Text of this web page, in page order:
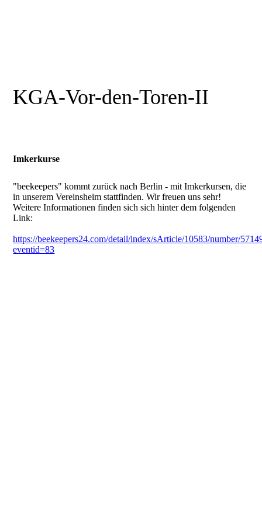
KGA-Vor-den-Toren-II
Imkerkurse
"beekeepers" kommt zurück nach Berlin - mit Imkerkursen, die
in unserem Vereinsheim stattfinden. Wir freuen uns sehr!
Weitere Informationen finden sich sich hinter dem folgenden
Link:
https://beekeepers24.com/detail/index/sArticle/10583/number/
eventid=83